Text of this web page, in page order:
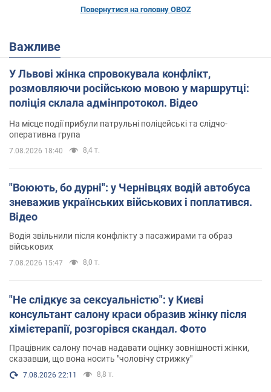
Повернутися на головну OBOZ
Важливе
У Львові жінка спровокувала конфлікт,
розмовляючи російською мовою у маршрутці:
поліція склала адмінпротокол. Відео
На місце події прибули патрульні поліцейські та слідчо-
оперативна група
7.08.2026 18:40 8,4 т.
"Воюють, бо дурні": у Чернівцях водій автобуса
зневажив українських військових і поплатився.
Відео
Водія звільнили після конфлікту з пасажирами та образ
військових
7.08.2026 15:47 8,0 т.
"Не слідкує за сексуальністю": у Києві
консультант салону краси образив жінку після
хімієтерапії, розгорівся скандал. Фото
Працівник салону почав надавати оцінку зовнішності жінки,
сказавши, що вона носить "чоловічу стрижку"
7.08.2026 22:11 8,8 т.